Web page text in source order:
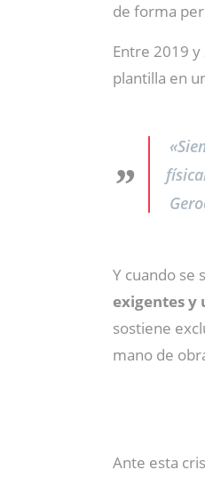
de forma
Entre 2019 y
plantilla en
Y cuando se
exigentes y
sostiene
mano de
Ante esta